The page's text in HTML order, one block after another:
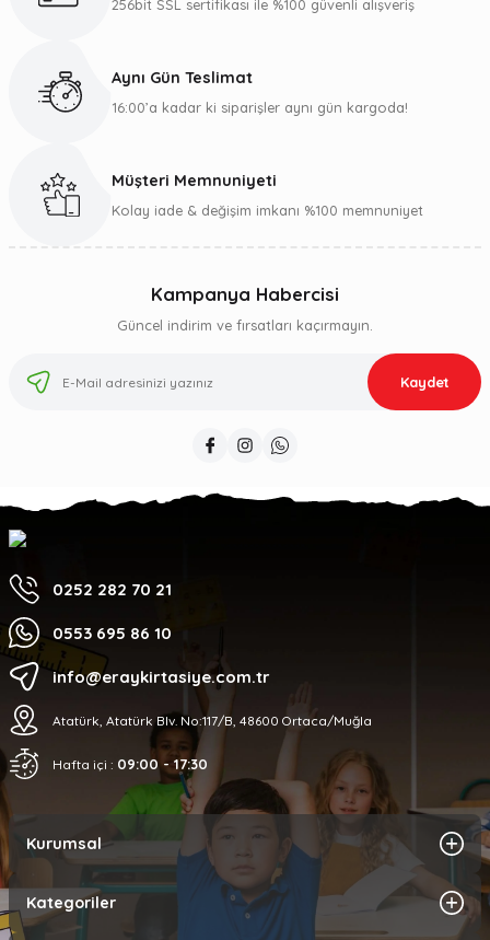
256bit SSL sertifikası ile %100 güvenli alışveriş
Aynı Gün Teslimat
16:00’a kadar ki siparişler aynı gün kargoda!
Müşteri Memnuniyeti
Kolay iade & değişim imkanı %100 memnuniyet
Kampanya Habercisi
Güncel indirim ve fırsatları kaçırmayın.
Kaydet
0252 282 70 21
0553 695 86 10
info@eraykirtasiye.com.tr
Atatürk, Atatürk Blv. No:117/B, 48600 Ortaca/Muğla
Hafta içi : 09:00 - 17:30
Kurumsal
Kategoriler